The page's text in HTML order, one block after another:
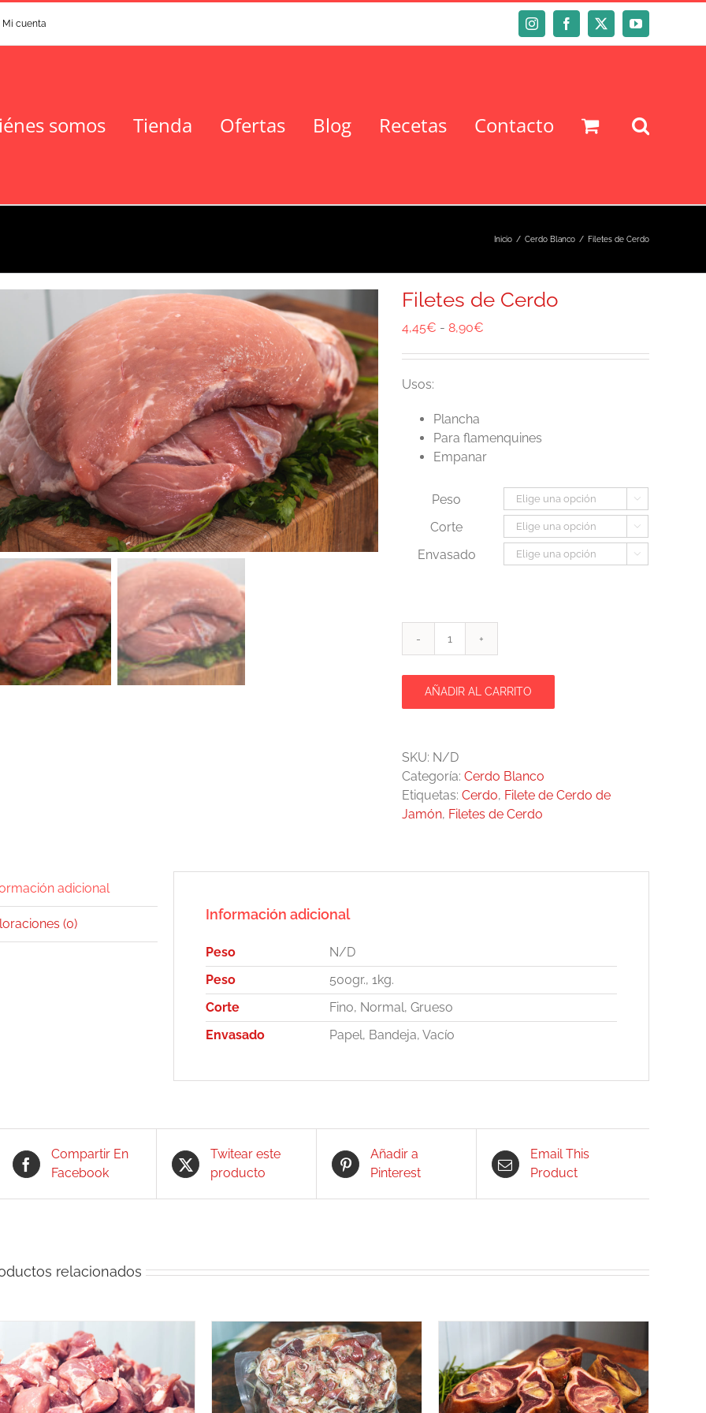
Mi cuenta InstagramFacebook
X YouTube
somos Tienda Ofertas Blog Recetas Contacto
Inicio Cerdo Blanco Filetes de Cerdo
Filetes de Cerdo
4,45€ - 8,90€
precios:
8,90€
Usos:
Plancha
Para flamenquines
Empanar
Peso 
Corte 
Envasado 
Filetes
Cerdo
AÑADIR AL CARRITO
SKU: N/D
Categoría: Cerdo Blanco
Etiquetas: Cerdo, Filete de Cerdo de
Jamón, Filetes de Cerdo
adicional
(0)
Información adicional
Peso
N/D
Peso
500gr., 1kg.
Corte
Fino, Normal, Grueso
Envasado
Papel, Bandeja, Vacío
Compartir En
Facebook
Twitear este
producto
Añadir a
Pinterest
Email This
Product
relacionados